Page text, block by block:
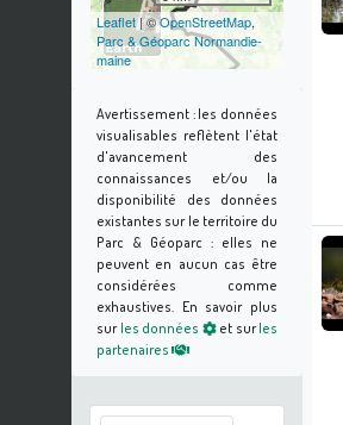
Leaflet| ©OpenStreetMap,
Parc & Géoparc Normandie-
maine
Avertissement :les données
visualisables reflètent l'état
d'avancement des
connaissances et/ou la
disponibilité des données
existantes sur le territoire du
Parc & Géoparc : elles ne
peuvent en aucun cas être
considérées comme
exhaustives. En savoir plus
sur les données et surles
partenaires